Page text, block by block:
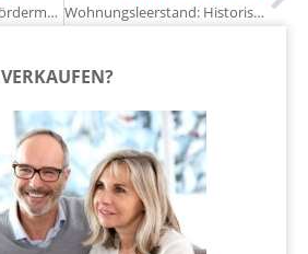
Heizungsaustausch: Fördermöglichkeiten Wohnungsleerstand: Historischer Rückgang